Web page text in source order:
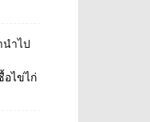
นำไป
ไข่ไก่